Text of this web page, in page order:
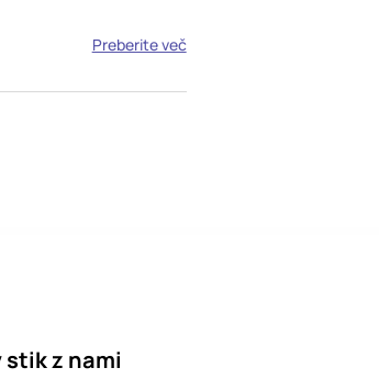
Preberite več
stik z nami